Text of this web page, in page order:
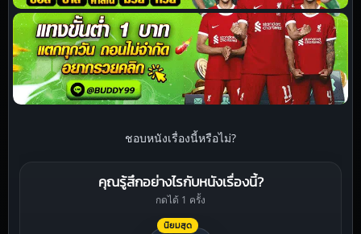
ชอบหนังเรื่องนี้หรือไม่?
คุณรู้สึกอย่างไรกับหนังเรื่องนี้?
กดได้ 1 ครั้ง
นิยมสุด